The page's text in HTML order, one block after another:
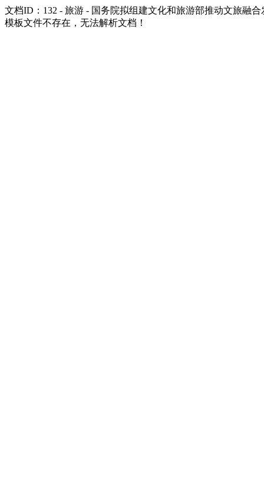
文档ID：132 - 旅游 - 国务院拟组建文化和旅游部推动文旅融合
模板文件不存在，无法解析文档！